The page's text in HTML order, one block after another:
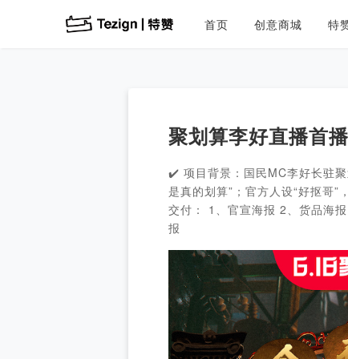
首页 创意商城 特
聚划算李好直播首
✔️ 项目背景：国民MC李好长驻
是真的划算”；官方人设“好抠哥
交付： 1、官宣海报 2、货品海
报